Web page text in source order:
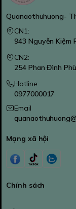
Quanaothuhuong-
CN1:
943 Nguyễn Kiệm
CN2:
254 Phan Đình
Hotline
0977000017
Email
Mạng xã hội
Chính sách